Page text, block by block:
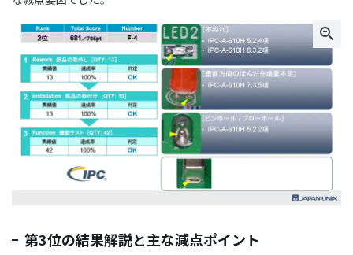
第3位の結果解説と主な減点ポイント